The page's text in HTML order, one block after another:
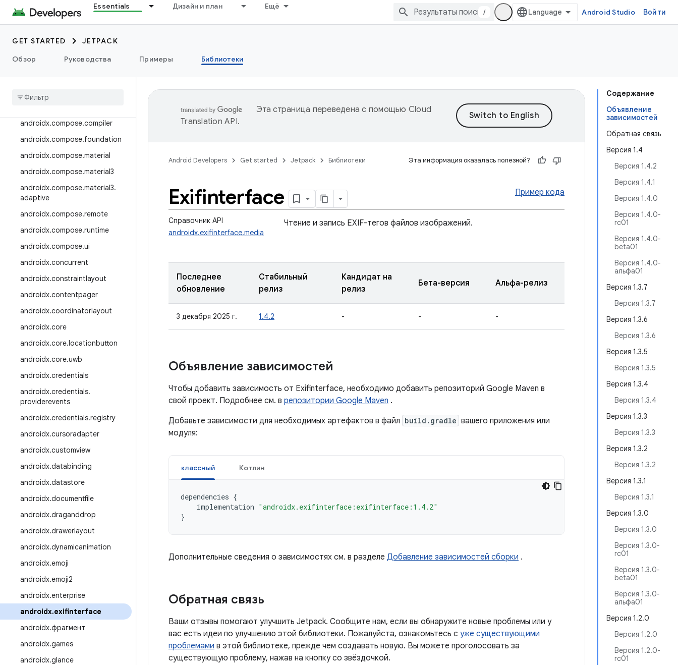
Essentials Дизайн и план Ещё
/ Android Studio Войти
GET STARTED
JETPACK
Обзор
Руководства Примеры Библиотеки
androidx.camera.viewfinder
androidx.car
androidx.car.app
androidx.cardview
androidx.compose.compiler
androidx.compose.foundation
androidx.compose.material
androidx.compose.material3
androidx.compose.material3.
adaptive
androidx.compose.remote
androidx.compose.runtime
androidx.compose.ui
androidx.concurrent
androidx.constraintlayout
androidx.contentpager
androidx.coordinatorlayout
androidx.core
androidx.core.locationbutton
androidx.core.uwb
androidx.credentials
androidx.credentials.
providerevents
androidx.credentials.registry
androidx.cursoradapter
androidx.customview
androidx.databinding
androidx.datastore
androidx.documentfile
androidx.draganddrop
androidx.drawerlayout
androidx.dynamicanimation
androidx.emoji
androidx.emoji2
androidx.enterprise
androidx.exifinterface
androidx.фрагмент
androidx.games
androidx.glance
Содержание
Объявление
зависимостей
Обратная связь
Версия 1.4
Версия 1.4.2
Версия 1.4.1
Версия 1.4.0
Версия 1.4.0-
rc01
Версия 1.4.0-
beta01
Версия 1.4.0-
альфа01
Версия 1.3.7
Версия 1.3.7
Версия 1.3.6
Версия 1.3.6
Версия 1.3.5
Версия 1.3.5
Версия 1.3.4
Версия 1.3.4
Версия 1.3.3
Версия 1.3.3
Версия 1.3.2
Версия 1.3.2
Версия 1.3.1
Версия 1.3.1
Версия 1.3.0
Версия 1.3.0
Версия 1.3.0-
rc01
Версия 1.3.0-
beta01
Версия 1.3.0-
альфа01
Версия 1.2.0
Версия 1.2.0
Версия 1.2.0-
rc01
Эта страница переведена с помощью Cloud
Translation API.
Android Developers Get started Jetpack Библиотеки Эта информация оказалась полезной?
Exifinterface Пример кода
Справочник API
androidx.exifinterface.media
Чтение и запись EXIF-тегов файлов изображений.
Последнее
обновление
Стабильный
релиз
Кандидат на
релиз
Бета-версия Альфа-релиз
3 декабря 2025 г. 1.4.2 - - -
Объявление зависимостей
Чтобы добавить зависимость от Exifinterface, необходимо добавить репозиторий Google Maven в
свой проект. Подробнее см. в репозитории Google Maven .
Добавьте зависимости для необходимых артефактов в файл build.gradle вашего приложения или
модуля:
классный Котлин
dependencies {
implementation "androidx.exifinterface:exifinterface:1.4.2"
}
Дополнительные сведения о зависимостях см. в разделе Добавление зависимостей сборки .
Обратная связь
Ваши отзывы помогают улучшить Jetpack. Сообщите нам, если вы обнаружите новые проблемы или у
вас есть идеи по улучшению этой библиотеки. Пожалуйста, ознакомьтесь с уже существующими
проблемами в этой библиотеке, прежде чем создавать новую. Вы можете проголосовать за
существующую проблему, нажав на кнопку со звёздочкой.